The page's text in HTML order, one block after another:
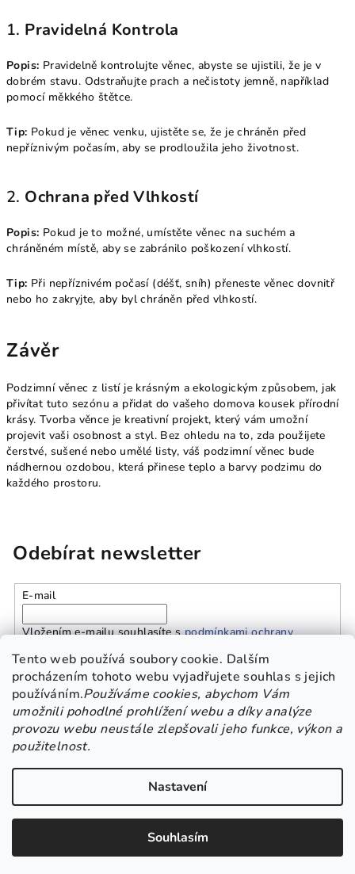
Tento web používá soubory cookie. Dalším
procházením tohoto webu vyjadřujete souhlas s jejich
používáním.Používáme cookies, abychom Vám
umožnili pohodlné prohlížení webu a díky analýze
provozu webu neustále zlepšovali jeho funkce, výkon a
použitelnost.
Nastavení
Souhlasím
1. Pravidelná Kontrola
Popis: Pravidelně kontrolujte věnec, abyste se ujistili, že je v
dobrém stavu. Odstraňujte prach a nečistoty jemně, například
pomocí měkkého štětce.
Tip: Pokud je věnec venku, ujistěte se, že je chráněn před
nepříznivým počasím, aby se prodloužila jeho životnost.
2. Ochrana před Vlhkostí
Popis: Pokud je to možné, umístěte věnec na suchém a
chráněném místě, aby se zabránilo poškození vlhkostí.
Tip: Při nepříznivém počasí (déšť, sníh) přeneste věnec dovnitř
nebo ho zakryjte, aby byl chráněn před vlhkostí.
Závěr
Podzimní věnec z listí je krásným a ekologickým způsobem, jak
přivítat tuto sezónu a přidat do vašeho domova kousek přírodní
krásy. Tvorba věnce je kreativní projekt, který vám umožní
projevit vaši osobnost a styl. Bez ohledu na to, zda použijete
čerstvé, sušené nebo umělé listy, váš podzimní věnec bude
nádhernou ozdobou, která přinese teplo a barvy podzimu do
každého prostoru.
Odebírat newsletter
E-mail
Vložením e-mailu souhlasíte spodmínkami ochrany
Přihlásit se
Platba a doprava
GDPR
Vytvořil Shoptet